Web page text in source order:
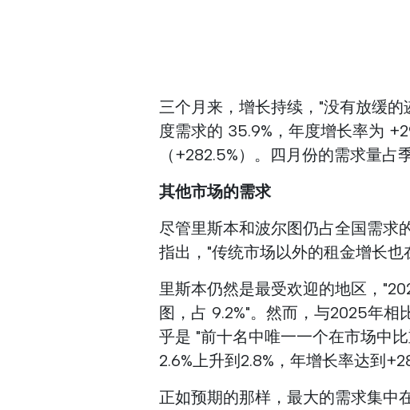
三个月来，增长持续，"没有放缓
度需求的 35.9%，年度增长率为
（+282.5%）。四月份的需求量占
其他市场的需求
尽管里斯本和波尔图仍占全国需求
指出，"传统市场以外的租金增长也
里斯本仍然是最受欢迎的地区，
图，占 9.2%"。然而，与2025年相
乎是 "前十名中唯一一个在市场中
2.6%上升到2.8%，年增长率达到
正如预期的那样，最大的需求集中